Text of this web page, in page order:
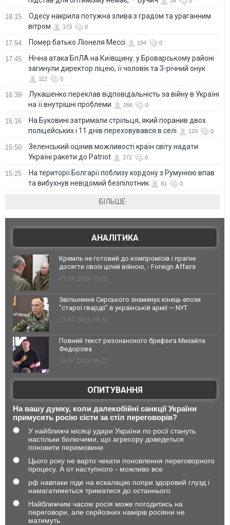
18:15
Одесу накрила потужна злива з градом та ураганним
вітром
173 0
17:54 Помер батько Ліонеля Мессі 194 0
17:45
Нічна атака БпЛА на Київщину: у Броварському районі
загинули директор ліцею, її чоловік та 3-річний онук
112 0
16:39
Лукашенко переклав відповідальність за війну в Україні
на її внутрішні проблеми
266 0
16:16
На Буковині затримали стрільця, який поранив двох
поліцейських і 11 днів переховувався в селі
120 0
15:50
Зеленський оцінив можливості країн світу надати
Україні ракети до Patriot
172 0
15:25
На території Болгарії поблизу кордону з Румунією впав
та вибухнув невідомий безпілотник
81 0
БІЛЬШЕ
АНАЛІТИКА
Кремль не готовий до компромісів і прагне
досягти своїх цілей війною, - Foreign Affairs
03.08.2026 13:02
Звільнення Сирського знаменує кінець епохи
"старої гвардії" в українській армії — NYT
23.07.2026 10:32
Повний текст резонансного брифінга Михайла
Федорова
18.07.2026 09:27
ОПИТУВАННЯ
На вашу думку, коли далекобійні санкції України
примусять росію сісти за стіл переговорів?
У найближчі місяці удари України по росії стануть
настільки болючими, що агресору доведеться
поновити перемовини
Цього року не варто чекати поновлення переговорного
процесу. А от наступного - можливо все
рф навпаки піде на ескалацію попри здоровий глузд і
намагатиметься триматися до останнього
Найближчим часом росія може погодитись на
переговори, але серйозних намірів росіяни не
матимуть